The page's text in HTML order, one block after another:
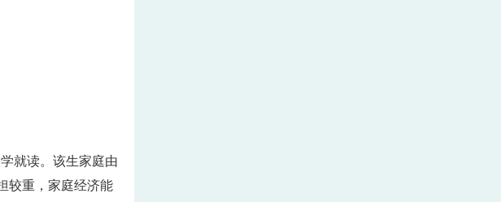
就读。该生家庭由
较重，家庭经济能